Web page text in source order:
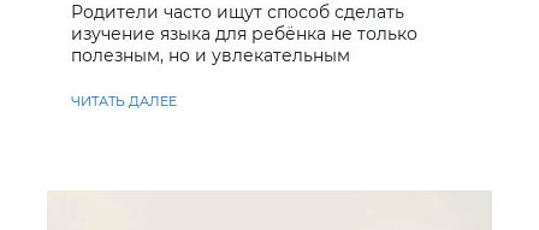
Родители часто ищут способ сделать
изучение языка для ребёнка не только
полезным, но и увлекательным
ЧИТАТЬ ДАЛЕЕ